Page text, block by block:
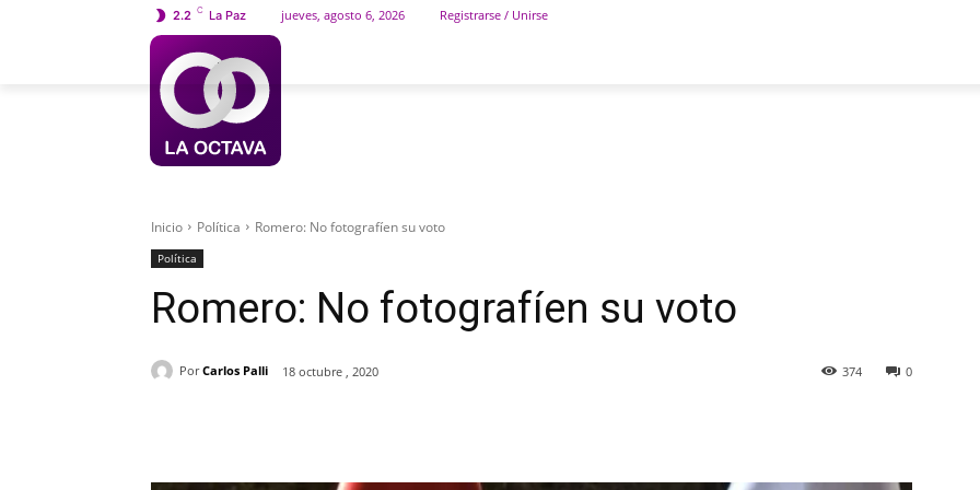
2.2 C La Paz jueves, agosto 6, 2026 Registrarse / Unirse
Inicio Política Romero: No fotografíen su voto
Política
Romero: No fotografíen su voto
Por Carlos Palli 18 octubre , 2020 0
374